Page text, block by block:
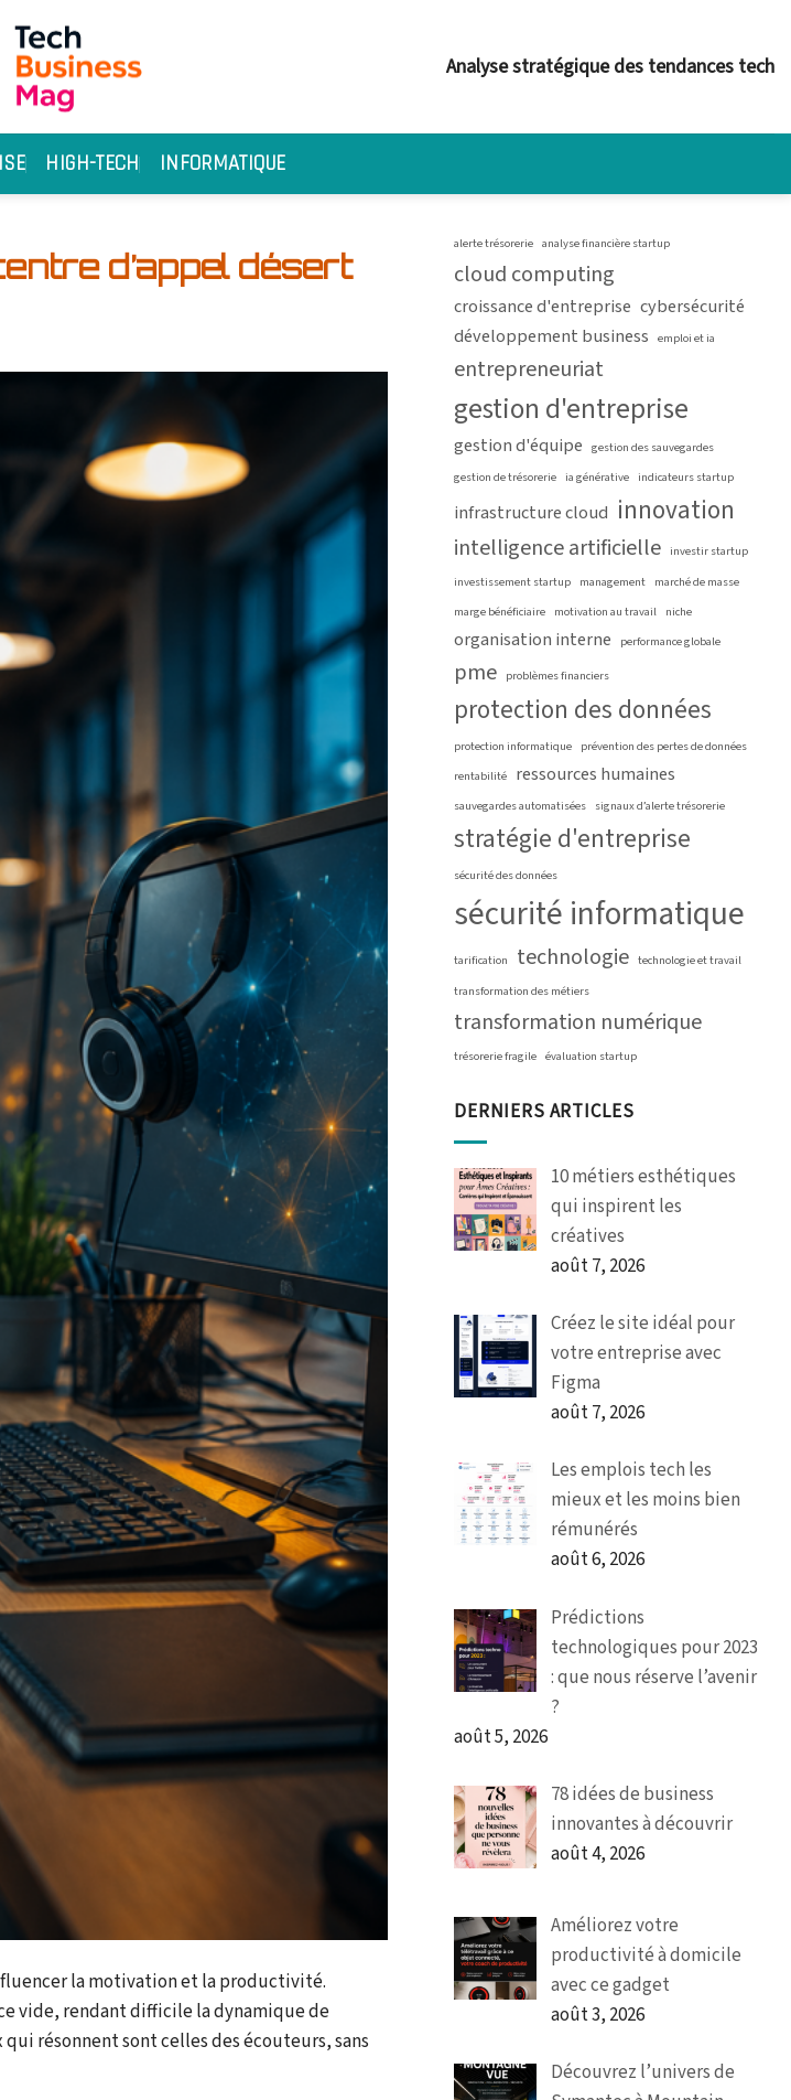
Analyse stratégique des tendances tech
HIGH-TECH INFORMATIQUE
d’appel désert
la motivation et la productivité.
vide, rendant difficile la dynamique de
résonnent sont celles des écouteurs, sans
alerte trésorerie analyse financière startup
cloud computing
croissance d'entreprise cybersécurité
développement business emploi et ia
entrepreneuriat
gestion d'entreprise
gestion d'équipe gestion des sauvegardes
gestion de trésorerie ia générative indicateurs startup
infrastructure cloud innovation
intelligence artificielle investir startup
investissement startup management marché de masse
marge bénéficiaire motivation au travail niche
organisation interne performance globale
pme problèmes financiers
protection des données
protection informatique prévention des pertes de données
rentabilité ressources humaines
sauvegardes automatisées signaux d’alerte trésorerie
stratégie d'entreprise
sécurité des données
sécurité informatique
tarification technologie technologie et travail
transformation des métiers
transformation numérique
trésorerie fragile évaluation startup
DERNIERS ARTICLES
10 métiers esthétiques
qui inspirent les
créatives
août 7, 2026
Créez le site idéal pour
votre entreprise avec
Figma
août 7, 2026
Les emplois tech les
mieux et les moins bien
rémunérés
août 6, 2026
Prédictions
technologiques pour 2023
: que nous réserve l’avenir
?
août 5, 2026
78 idées de business
innovantes à découvrir
août 4, 2026
Améliorez votre
productivité à domicile
avec ce gadget
août 3, 2026
Découvrez l’univers de